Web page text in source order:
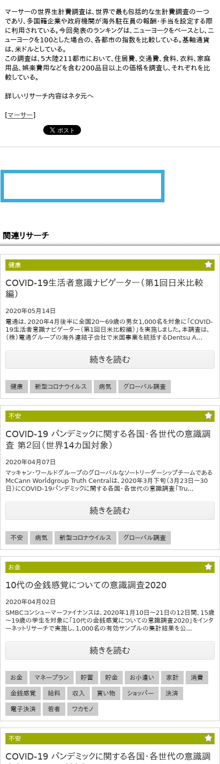
マーサーの世界生計費調査は、世界で最も包括的な生計費調査の一つ
であり、多国籍企業や政府機関が海外駐在員の報酬・手当を設定する際
に利用されている。今回発表のランキングは、ニューヨークをベースとし、ニ
ューヨークを100とした場合の、各都市の指数を比較している。基軸通貨
は、米ドルとしている。
この調査は、5大陸211都市において、住居費、交通費、食料、衣料、家庭
用品、娯楽費用などを含む200品目以上の価格を調査し、それぞれを比
較している。
詳しいリサーチ内容はネタ元へ
[マーサー]
関連リサーチ
健康
COVID-19生活者意識ナビゲーター（第1回日米比較
編）
2020年05月14日
電通は、2020年4月後半に全国20～69歳の男女1,000名を対象に「COVID-
19生活者意識ナビゲーター（第1回日米比較編）」を実施しました。本調査は、
（株）電通グループの海外連結子会社で米国事業を統括するDentsu A...
続きを読む
健康 新型コロナウイルス 病気 グローバル調査
不安
COVID-19 パンデミックに関する各国・各世代の意識調
査 第２回（世界14カ国対象）
2020年04月07日
マッキャン・ワールドグループのグローバルなソートリーダーシップチームである
McCann Worldgroup Truth Centralは、2020年3月下旬（３月23日〜30
日）にCOVID-19パンデミックに関する各国・各世代の意識調査「Tru...
続きを読む
不安 病気 新型コロナウイルス グローバル調査
お金
10代の金銭感覚についての意識調査2020
2020年04月02日
SMBCコンシューマーファイナンスは、2020年1月10日～21日の12日間、15歳
～19歳の学生を対象に「10代の金銭感覚についての意識調査2020」をインタ
ーネットリサーチで実施し、1,000名の有効サンプルの集計結果を公...
続きを読む
お金 マネープラン 貯蓄 貯金 お小遣い 家計 消費
金銭感覚 給料 収入 買い物 ショッパー 決済
電子決済 若者 ワカモノ
不安
COVID-19 パンデミックに関する各国・各世代の意識調